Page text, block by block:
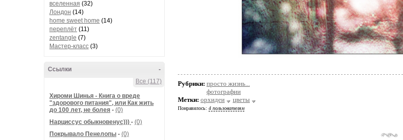
вселенная (32)
Лондон (14)
home sweet home (14)
переплёт (11)
zentangle (7)
Мастер-класс (3)
-
Ссылки
Все (117)
Хироми Шинья - Книга о вреде
"здорового питания", или Как жить
до 100 лет, не болея - (0)
Нарциссус обыкновенус))) - (0)
Покрывало Пенелопы - (0)
Рубрики: просто жизнь...
фотографии
Метки: орхидеи цветы
Понравилось: 4 пользователям